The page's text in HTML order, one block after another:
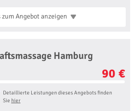
zum Angebotanzeigen
Hamburg
90 €
Detaillierte Leistungen dieses Angebots finden
Sie hier